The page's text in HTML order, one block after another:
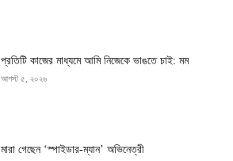
প্রতিটি কাজের মাধ্যমে আমি নিজেকে ভাঙতে চাই: মম
আগস্ট ৫, ২০২৬
মারা গেছেন ‘স্পাইডার-ম্যান’ অভিনেত্রী